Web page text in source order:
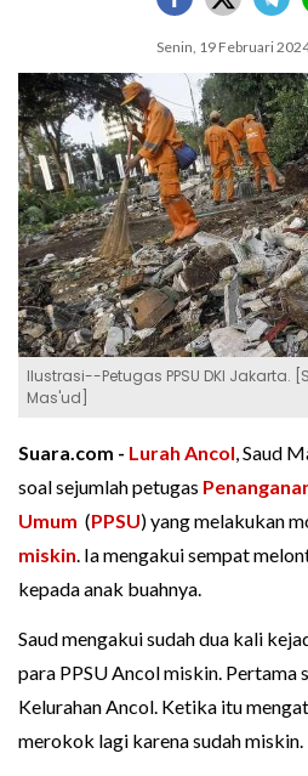
Senin, 19 Februari
Ilustrasi--Petugas PPSU DKI Jakarta.
Mas'ud]
Suara.com - Lurah Ancol, Saud
soal sejumlah petugas
Umum (PPSU) yang melakukan
miskin. Ia mengakui sempat
kepada anak buahnya.
Saud mengakui sudah dua kali
para PPSU Ancol miskin. Pertama
Kelurahan Ancol. Ketika itu
merokok lagi karena sudah miskin.